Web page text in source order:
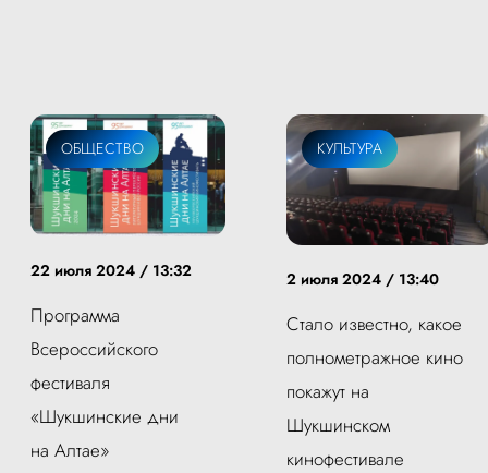
ОБЩЕСТВО
22 июля 2024 / 13:32
Программа
Всероссийского
фестиваля
«Шукшинские дни
на Алтае»
КУЛЬТУРА
2 июля 2024 / 13:40
Стало известно, какое
полнометражное кино
покажут на
Шукшинском
кинофестивале